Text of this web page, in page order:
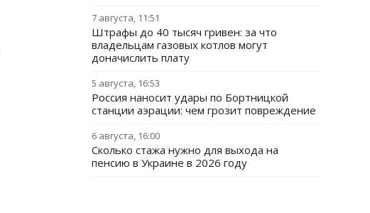
7 августа, 11:51
Штрафы до 40 тысяч гривен: за что
владельцам газовых котлов могут
доначислить плату
5 августа, 16:53
Россия наносит удары по Бортницкой
станции аэрации: чем грозит повреждение
6 августа, 16:00
Сколько стажа нужно для выхода на
пенсию в Украине в 2026 году